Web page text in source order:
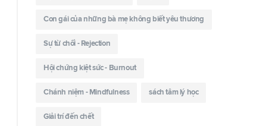
Con gái của những bà mẹ không biết yêu thương
Sự từ chối - Rejection
Hội chứng kiệt sức - Burnout
Chánh niệm - Mindfulness sách tâm lý học
Giải trí đến chết